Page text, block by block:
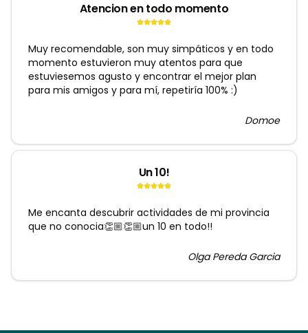
Atencion en todo momento
Muy recomendable, son muy simpáticos y en todo
momento estuvieron muy atentos para que
estuviesemos agusto y encontrar el mejor plan
para mis amigos y para mí, repetiría 100% :)
Domoe
Un 10!
Me encanta descubrir actividades de mi provincia
que no conocia👏🏼👏🏼un 10 en todo!!
Olga Pereda Garcia